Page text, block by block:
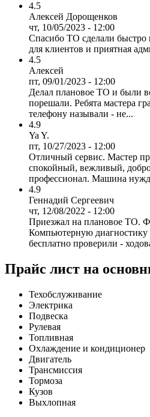
4.5
Алексей Дорощенков
чт, 10/05/2023 - 12:00
Спасибо ТО сделали быстро
для клиентов и приятная
4.5
Алексей
пт, 09/01/2023 - 12:00
Делал плановое ТО и были
порешали. Ребята мастера
телефону называли - не...
4.9
Ya Y.
пт, 10/27/2023 - 12:00
Отличный сервис. Мастер
спокойный, вежливый,
профессионал. Машина
4.9
Геннадий Сергеевич
чт, 12/08/2022 - 12:00
Приезжал на плановое ТО.
Компьютерную диагностику
бесплатно проверили -
Прайс лист на
Техобслуживание
Электрика
Подвеска
Рулевая
Топливная
Охлаждение и кондиционер
Двигатель
Трансмиссия
Тормоза
Кузов
Выхлопная